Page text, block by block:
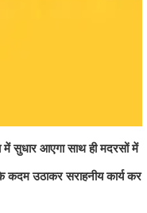
में सुधार आएगा साथ ही मदरसों में
कदम उठाकर सराहनीय कार्य कर